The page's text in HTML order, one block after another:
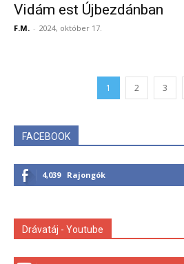
Vidám est Újbezdánban
F.M. - 2024, október 17.
1 2 3
FACEBOOK
4,039 Rajongók
Drávatáj - Youtube